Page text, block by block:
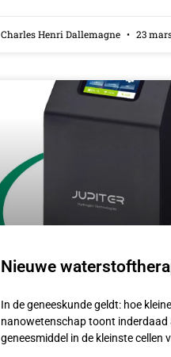
Charles Henri Dallemagne 23
Nieuwe
In de geneeskunde geldt: hoe
nanowetenschap toont inderdaad
geneesmiddel in de kleinste cellen